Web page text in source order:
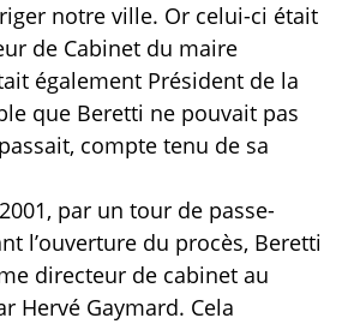
notre ville. Or celui-ci était
de Cabinet du maire
également Président de la
que Beretti ne pouvait pas
compte tenu de sa
par un tour de passe-
l’ouverture du procès, Beretti
directeur de cabinet au
Hervé Gaymard. Cela